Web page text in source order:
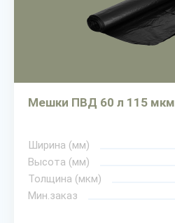
Мешки ПВД 60 л 115 мкм
Ширина (мм)
Высота (мм)
Толщина (мкм)
Мин.заказ